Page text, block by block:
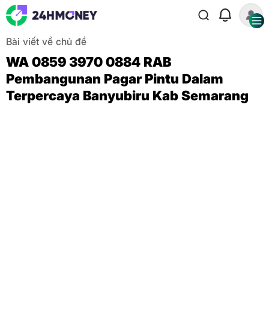
Bài viết về chủ đề
WA 0859 3970 0884 RAB
Pembangunan Pagar Pintu Dalam
Terpercaya Banyubiru Kab Semarang